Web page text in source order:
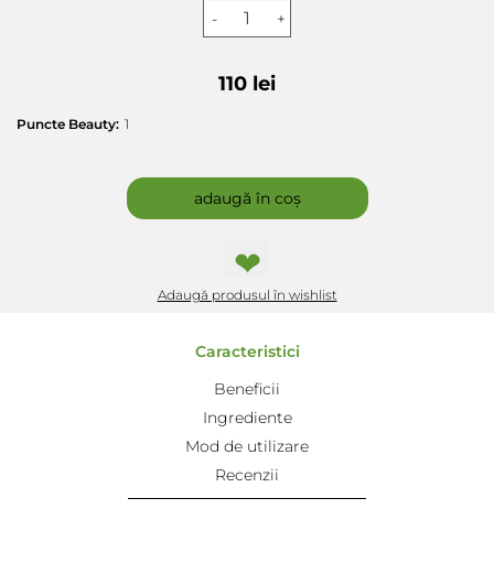
-
+
110 lei
Puncte Beauty: 1
adaugă în coș
❤
Adaugă produsul în wishlist
Caracteristici
Beneficii
Ingrediente
Mod de utilizare
Recenzii